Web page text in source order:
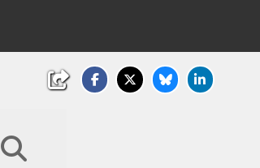
Lancer la recherche